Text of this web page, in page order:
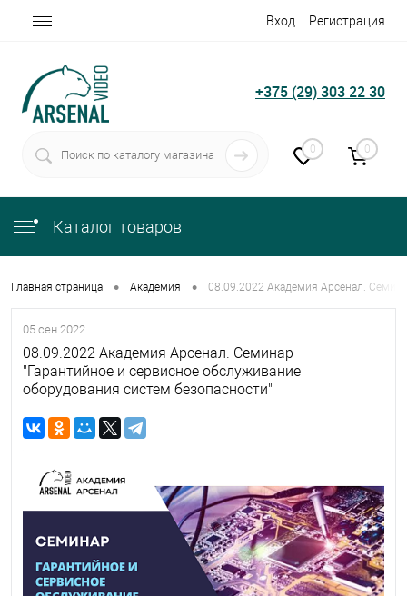
Вход Регистрация
+375 (29) 303 22 30
0 0
Каталог товаров
Главная страница • Академия • 08.09.2022 Академия Арсенал.
05.сен.2022
08.09.2022 Академия Арсенал. Семинар
"Гарантийное и сервисное обслуживание
оборудования систем безопасности"